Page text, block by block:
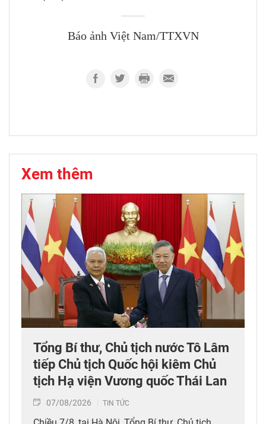
Báo ảnh Việt Nam/TTXVN
Xem thêm
Tổng Bí thư, Chủ tịch nước Tô Lâm
tiếp Chủ tịch Quốc hội kiêm Chủ
tịch Hạ viện Vương quốc Thái Lan
07/08/2026 TIN TỨC